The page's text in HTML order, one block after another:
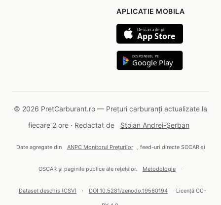
APLICATIE MOBILA
Descarca de pe
App Store
DISPONIBIL PE
Google Play
© 2026 PretCarburant.ro — Prețuri carburanți actualizate la
fiecare 2 ore · Redactat de
Stoian Andrei-Șerban
Date agregate din ANPC Monitorul Prețurilor , feed-uri directe SOCAR și
OSCAR și paginile publice ale rețelelor. Metodologie ·
Dataset deschis (CSV) · DOI 10.5281/zenodo.19560194 · Licență CC-